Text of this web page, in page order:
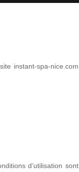
instant-spa-nice.com
d’utilisation sont